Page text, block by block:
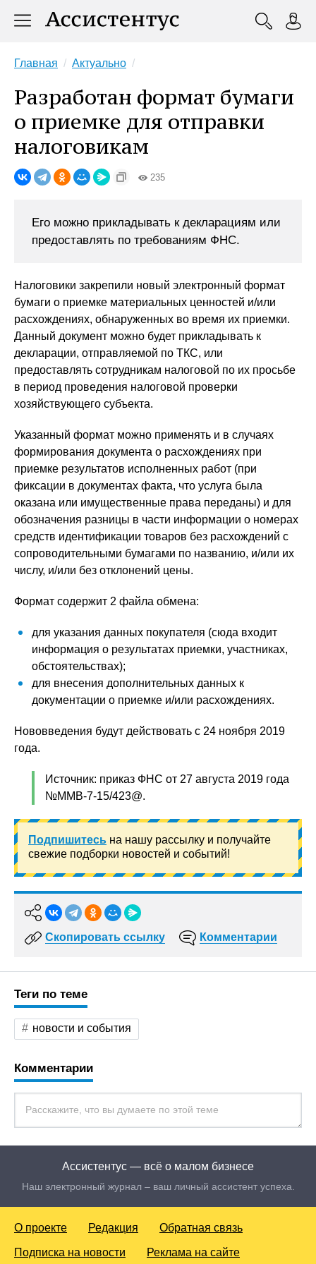
Главная Актуально
Разработан формат бумаги
о приемке для отправки
налоговикам
235
Его можно прикладывать к декларациям или
предоставлять по требованиям ФНС.
Налоговики закрепили новый электронный формат
бумаги о приемке материальных ценностей и/или
расхождениях, обнаруженных во время их приемки.
Данный документ можно будет прикладывать к
декларации, отправляемой по ТКС, или
предоставлять сотрудникам налоговой по их просьбе
в период проведения налоговой проверки
хозяйствующего субъекта.
Указанный формат можно применять и в случаях
формирования документа о расхождениях при
приемке результатов исполненных работ (при
фиксации в документах факта, что услуга была
оказана или имущественные права переданы) и для
обозначения разницы в части информации о номерах
средств идентификации товаров без расхождений с
сопроводительными бумагами по названию, и/или их
числу, и/или без отклонений цены.
Формат содержит 2 файла обмена:
для указания данных покупателя (сюда входит
информация о результатах приемки, участниках,
обстоятельствах);
для внесения дополнительных данных к
документации о приемке и/или расхождениях.
Нововведения будут действовать с 24 ноября 2019
года.
Источник: приказ ФНС от 27 августа 2019 года
№ММВ-7-15/423@.
Подпишитесь на нашу рассылку и получайте
свежие подборки новостей и событий!
Скопировать ссылку Комментарии
Теги по теме
новости и события
Комментарии
Ассистентус — всё о малом бизнесе
Наш электронный журнал – ваш личный ассистент успеха.
О проекте Редакция Обратная связь
Подписка на новости Реклама на сайте